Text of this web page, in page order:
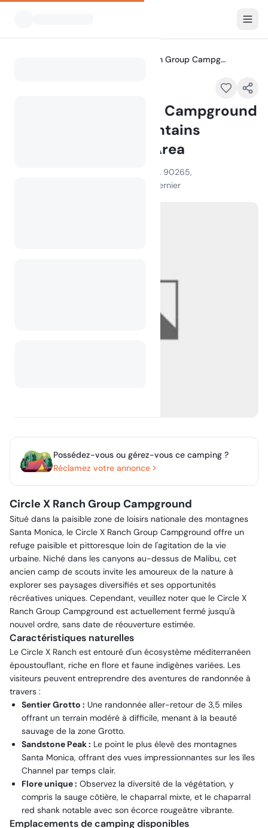
Circle X Ranch Group Campground — Santa Monica Mountains National Recreation Area
Circle X Ranch Group Campground
— Santa Monica Mountains
National Recreation Area
12896 Yerba Buena Road, Malibu, CA 90265,
vues au cours du mois dernier
Possédez-vous ou gérez-vous ce camping ?
Réclamez votre annonce
Circle X Ranch Group Campground
Situé dans la paisible zone de loisirs nationale des montagnes
Santa Monica, le Circle X Ranch Group Campground offre un
refuge paisible et pittoresque loin de l'agitation de la vie
urbaine. Niché dans les canyons au-dessus de Malibu, cet
ancien camp de scouts invite les amoureux de la nature à
explorer ses paysages diversifiés et ses opportunités
récréatives uniques. Cependant, veuillez noter que le Circle X
Ranch Group Campground est actuellement fermé jusqu'à
nouvel ordre, sans date de réouverture estimée.
Caractéristiques naturelles
Le Circle X Ranch est entouré d'un écosystème méditerranéen
époustouflant, riche en flore et faune indigènes variées. Les
visiteurs peuvent entreprendre des aventures de randonnée à
travers :
Sentier Grotto : Une randonnée aller-retour de 3,5 miles
offrant un terrain modéré à difficile, menant à la beauté
sauvage de la zone Grotto.
Sandstone Peak : Le point le plus élevé des montagnes
Santa Monica, offrant des vues impressionnantes sur les îles
Channel par temps clair.
Flore unique : Observez la diversité de la végétation, y
compris la sauge côtière, le chaparral mixte, et le chaparral
red shank notable avec son écorce rougeâtre vibrante.
Emplacements de camping disponibles